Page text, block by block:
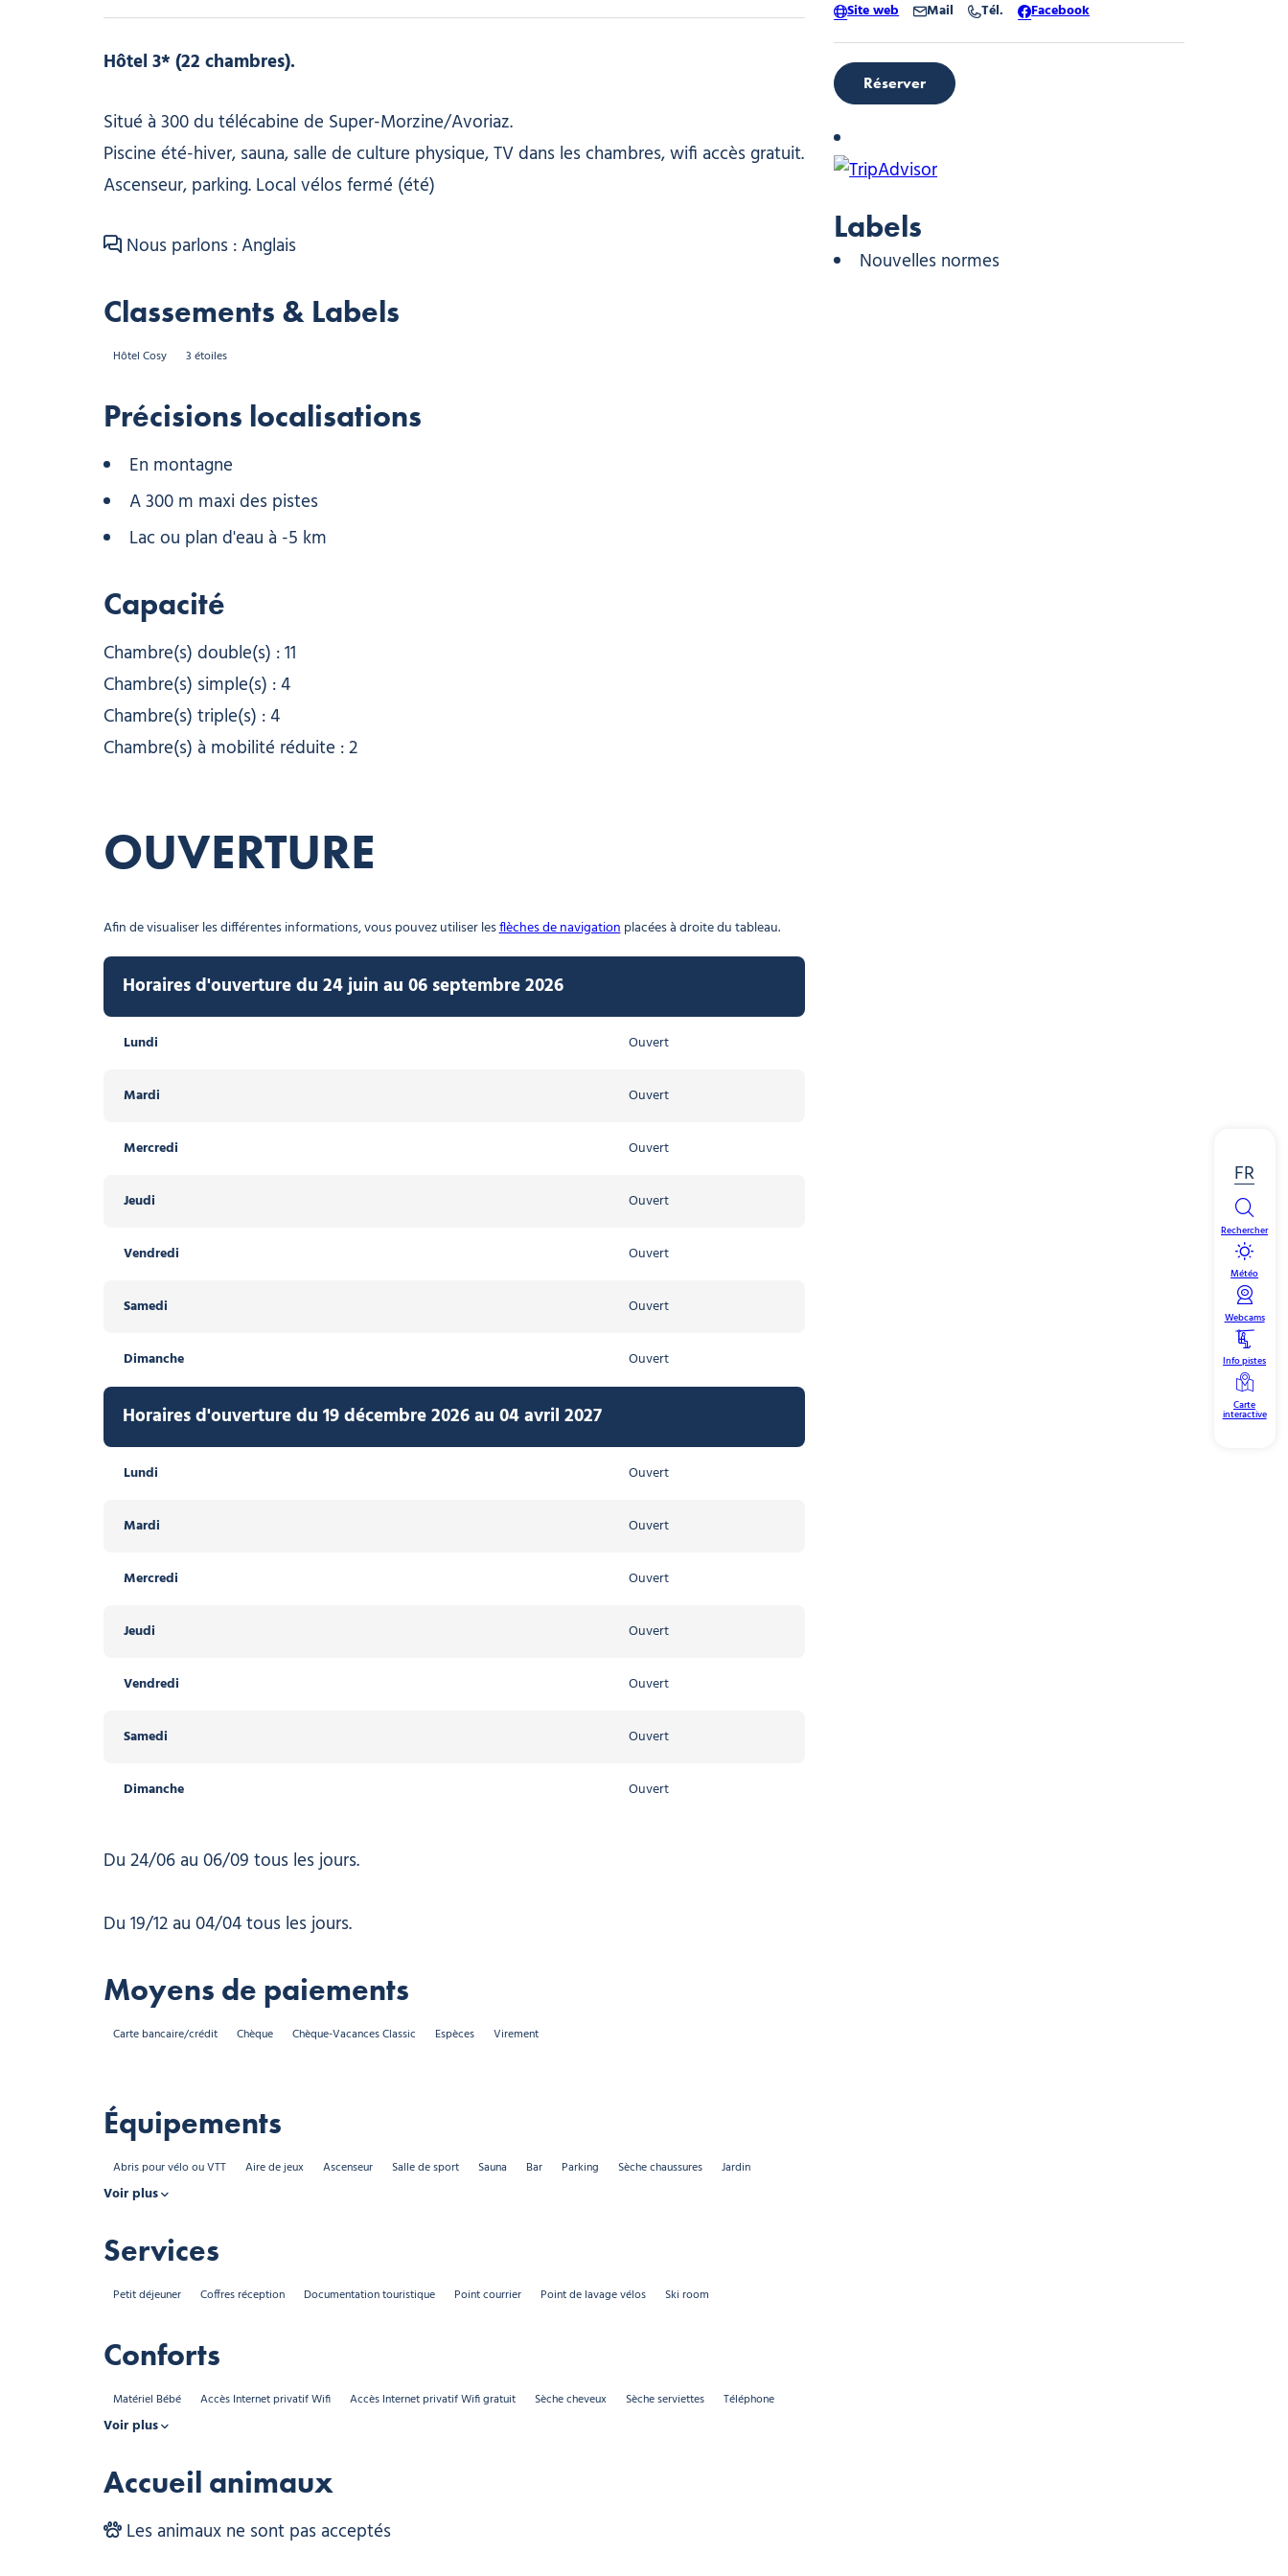
FR
Rechercher
Météo
Webcams
Info pistes
Carte
interactive
Hôtel 3* (22 chambres).
Situé à 300 du télécabine de Super-Morzine/Avoriaz.
Piscine été-hiver, sauna, salle de culture physique, TV dans les chambres, wifi accès gratuit.
Ascenseur, parking. Local vélos fermé (été)
Nous parlons : Anglais
Classements & Labels
Hôtel Cosy 3 étoiles
Précisions localisations
En montagne
A 300 m maxi des pistes
Lac ou plan d'eau à -5 km
Capacité
Chambre(s) double(s) : 11
Chambre(s) simple(s) : 4
Chambre(s) triple(s) : 4
Chambre(s) à mobilité réduite : 2
OUVERTURE
Afin de visualiser les différentes informations, vous pouvez utiliser lesflèches de navigationplacées à droite du tableau.
Horaires d'ouverture du 24 juin au 06 septembre 2026
Lundi Ouvert
Mardi Ouvert
Mercredi Ouvert
Jeudi Ouvert
Vendredi Ouvert
Samedi Ouvert
Dimanche Ouvert
Horaires d'ouverture du 19 décembre 2026 au 04 avril 2027
Lundi Ouvert
Mardi Ouvert
Mercredi Ouvert
Jeudi Ouvert
Vendredi Ouvert
Samedi Ouvert
Dimanche Ouvert
Du 24/06 au 06/09 tous les jours.
Du 19/12 au 04/04 tous les jours.
Moyens de paiements
Carte bancaire/crédit Chèque Chèque-Vacances Classic Espèces Virement
Équipements
Abris pour vélo ou VTT Aire de jeux Ascenseur Salle de sport Sauna Bar Parking Sèche chaussures Jardin
Voir plus
Services
Petit déjeuner Coffres réception Documentation touristique Point courrier Point de lavage vélos Ski room
Conforts
Matériel Bébé Accès Internet privatif Wifi Accès Internet privatif Wifi gratuit Sèche cheveux Sèche serviettes Téléphone
Voir plus
Accueil animaux
Les animaux ne sont pas acceptés
Site web Mail Tél. Facebook
Réserver
Labels
Nouvelles normes